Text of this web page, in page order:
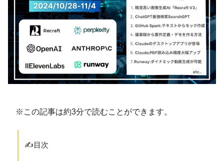
※この記事は約3分で読むことができます。
✍️目次